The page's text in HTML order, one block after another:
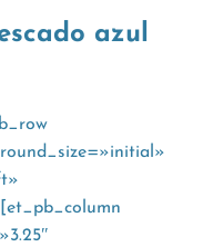
azul